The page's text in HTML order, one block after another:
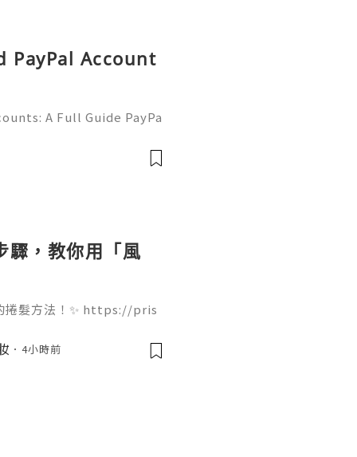
PayPal Account
A Full Guide PayPa
merchants, online b
驟，教你用「風
捲髮方法！✨ https://pris
吹出來的大波浪捲度非常
定要學起來！🌬️💇‍♀️ 我們團
4小時前